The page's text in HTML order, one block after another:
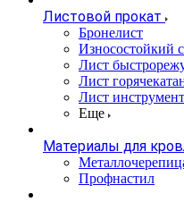
Листовой прокат
Бронелист
Износостойкий
Лист
Лист
Лист
Еще
Материалы для
Профнастил